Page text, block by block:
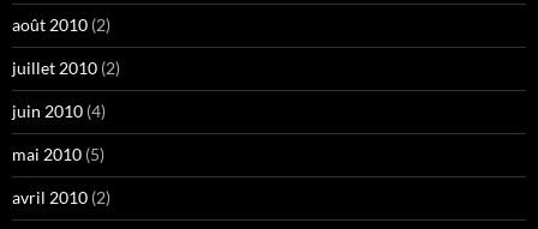
août 2010 (2)
juillet 2010 (2)
juin 2010 (4)
mai 2010 (5)
avril 2010 (2)